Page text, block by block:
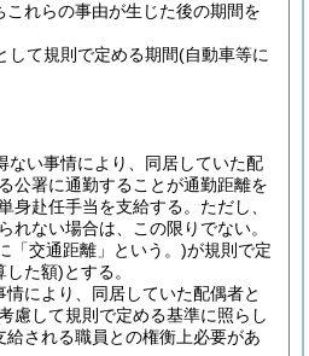
れらの事由が生じた後の期間を
して規則で定める期間(自動車等に
ない事情により、同居していた配
公署に通勤することが通勤距離を
赴任手当を支給する。 ただし、
ない場合は、この限りでない。
「交通距離」という。)が規則で定
した額)とする。
により、同居していた配偶者と
慮して規則で定める基準に照らし
される職員との権衡上必要があ